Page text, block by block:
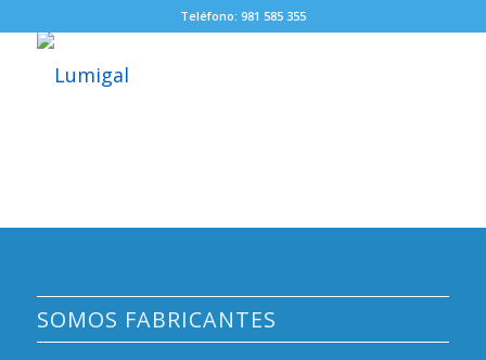
Teléfono: 981 585 355
SOMOS FABRICANTES